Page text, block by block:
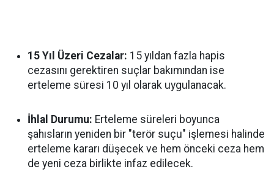
15 Yıl Üzeri Cezalar: 15 yıldan fazla hapis
cezasını gerektiren suçlar bakımından ise
erteleme süresi 10 yıl olarak uygulanacak.
İhlal Durumu: Erteleme süreleri boyunca
şahısların yeniden bir "terör suçu" işlemesi halinde
erteleme kararı düşecek ve hem önceki ceza hem
de yeni ceza birlikte infaz edilecek.